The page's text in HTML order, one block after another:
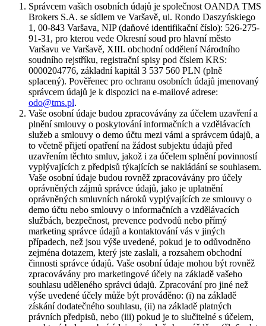
Správcem vašich osobních údajů je společnost OANDA TMS
Brokers S.A. se sídlem ve Varšavě, ul. Rondo Daszyńskiego
1, 00-843 Varšava, NIP (daňové identifikační číslo): 526-275-
91-31, pro kterou vede Okresní soud pro hlavní město
Varšavu ve Varšavě, XIII. obchodní oddělení Národního
soudního rejstříku, registrační spisy pod číslem KRS:
0000204776, základní kapitál 3 537 560 PLN (plně
splacený). Pověřenec pro ochranu osobních údajů jmenovaný
správcem údajů je k dispozici na e-mailové adrese:
odo@tms.pl.
Vaše osobní údaje budou zpracovávány za účelem uzavření a
plnění smlouvy o poskytování informačních a vzdělávacích
služeb a smlouvy o demo účtu mezi vámi a správcem údajů, a
to včetně přijetí opatření na žádost subjektu údajů před
uzavřením těchto smluv, jakož i za účelem splnění povinností
vyplývajících z předpisů týkajících se nakládání se souhlasem.
Vaše osobní údaje budou rovněž zpracovávány pro účely
oprávněných zájmů správce údajů, jako je uplatnění
oprávněných smluvních nároků vyplývajících ze smlouvy o
demo účtu nebo smlouvy o informačních a vzdělávacích
službách, bezpečnost, prevence podvodů nebo přímý
marketing správce údajů a kontaktování vás v jiných
případech, než jsou výše uvedené, pokud je to odůvodněno
zejména dotazem, který jste zaslali, a rozsahem obchodní
činnosti správce údajů. Vaše osobní údaje mohou být rovněž
zpracovávány pro marketingové účely na základě vašeho
souhlasu uděleného správci údajů. Zpracování pro jiné než
výše uvedené účely může být prováděno: (i) na základě
získání dodatečného souhlasu, (ii) na základě platných
právních předpisů, nebo (iii) pokud je to slučitelné s účelem,